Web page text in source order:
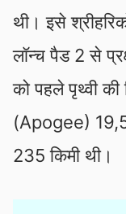
थी। इसे
लॉन्च पैड 2 से
को पहले पृथ्वी की
(Apogee)
235 किमी थी।